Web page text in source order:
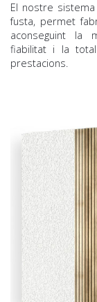
El nostre
fusta, permet
aconseguint la
fiabilitat i la
prestacions.